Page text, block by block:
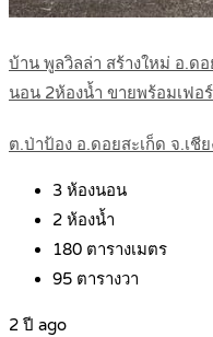
บ้าน พูลวิลล่า สร้างใหม่ อ.ด
นอน 2ห้องน้ำ ขายพร้อมเฟอ
ต.ป่าป้อง อ.ดอยสะเก็ด จ.เชี
3 ห้องนอน
2 ห้องน้ำ
180 ตารางเมตร
95 ตารางวา
2 ปี ago